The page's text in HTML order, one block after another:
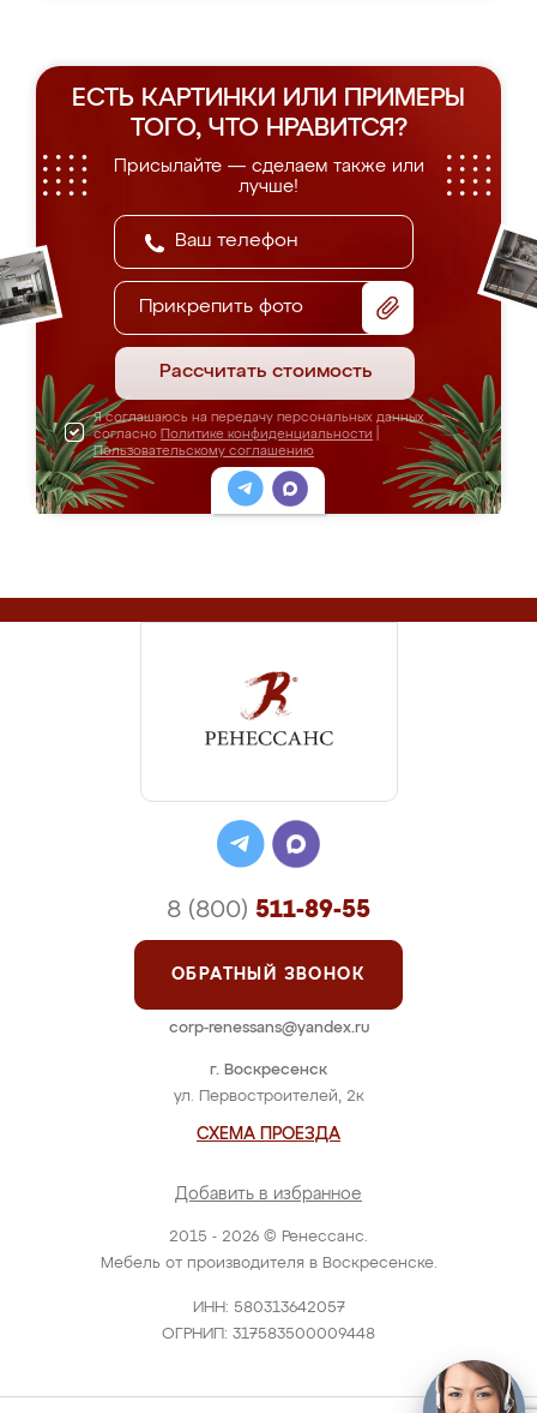
ЕСТЬ КАРТИНКИ ИЛИ ПРИМЕРЫ
ТОГО, ЧТО НРАВИТСЯ?
Присылайте — сделаем также или
лучше!
Прикрепить фото
Рассчитать стоимость
Я соглашаюсь на передачу персональных данных
согласно Политике конфиденциальности
Пользовательскому соглашению
2015 - 2026 © Ренессанс.
Мебель от производителя в Воскресенске.
ИНН: 580313642057
ОГРНИП: 317583500009448
г. Воскресенск
ул. Первостроителей, 2к
СХЕМА ПРОЕЗДА
Добавить в избранное
8 (800) 511-89-55
ОБРАТНЫЙ ЗВОНОК
corp-renessans@yandex.ru